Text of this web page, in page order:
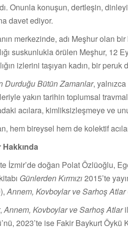
Onunla konuşun, dertleşin,
davet ediyor.
merkezinde, adı Meşhur olan
suskunlukla örülen Meşhur, 12
izlerini taşıyan kadın, bir peruk
Durduğu Bütün Zamanlar,
yakın tarihin toplumsal
acılara, kimliksizleşmeye ve
hem bireysel hem de kolektif
Hakkında
İzmir’de doğan Polat Özlüoğlu,
Günlerden Kırmızı2015’te
Annem, Kovboylar ve Sarhoş Atlar
Annem, Kovboylar ve Sarhoş Atlar
2023’te ise Fakir Baykurt Öykü